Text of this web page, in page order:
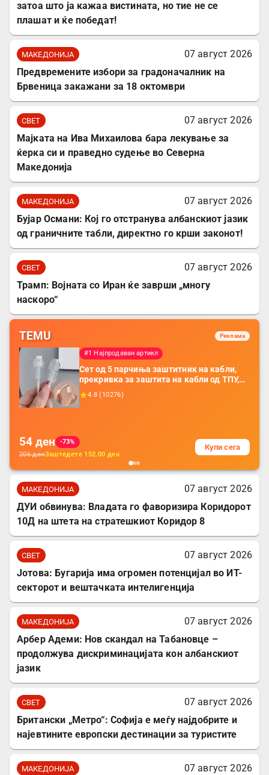
затоа што ја кажаа вистината, но тие не се
плашат и ќе победат!
МАКЕДОНИЈА
07 август 2026
Предвремените избори за градоначалник на
Брвеница закажани за 18 октомври
СВЕТ
07 август 2026
Мајката на Ива Михаилова бара лекување за
ќерка си и праведно судење во Северна
Македонија
МАКЕДОНИЈА
07 август 2026
Бујар Османи: Кој го отстранува албанскиот јазик
од граничните табли, директно го крши законот!
СВЕТ
07 август 2026
Трамп: Војната со Иран ќе заврши „многу
наскоро“
TEMU Реклама
#1 Најпродаван артикл
Сет од 5 парчиња заштитник на кабли,
прекривка за заштита на кабли од ТПУ,
додатоци за заштита на кабли, без
батерија, за мобилни телефони, комплет
4.8 ( 10276)
54 ден
-73%
206денЗаштедете 152.00 ден
Купи сега
МАКЕДОНИЈА
07 август 2026
ДУИ обвинува: Владата го фаворизира Коридорот
10Д на штета на стратешкиот Коридор 8
СВЕТ
07 август 2026
Јотова: Бугарија има огромен потенцијал во ИТ-
секторот и вештачката интелигенција
МАКЕДОНИЈА
07 август 2026
Арбер Адеми: Нов скандал на Табановце –
продолжува дискриминацијата кон албанскиот
јазик
СВЕТ
07 август 2026
Британски „Метро“: Софија е меѓу најдобрите и
најевтините европски дестинации за туристите
МАКЕДОНИЈА
07 август 2026